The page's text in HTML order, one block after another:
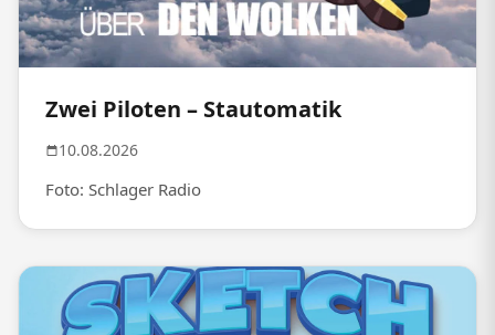
Zwei Piloten – Stautomatik
10.08.2026
Foto: Schlager Radio